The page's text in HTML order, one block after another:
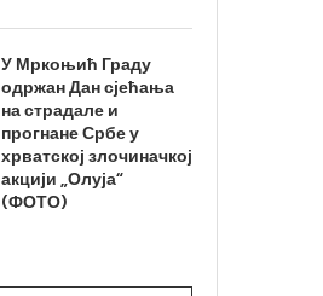
У Мркоњић Граду
одржан Дан сјећања
на страдале и
прогнане Србе у
хрватској злочиначкој
акцији „Олуја“
(ФОТО)